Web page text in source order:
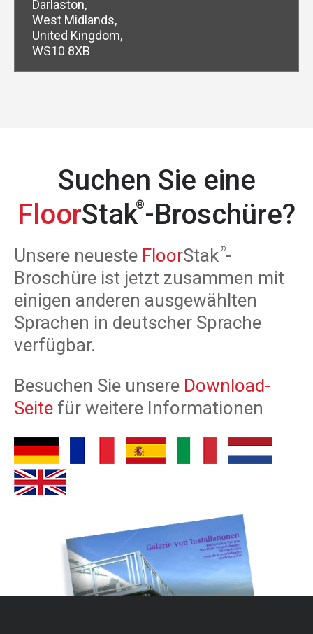
Darlaston,
West Midlands,
United Kingdom,
WS10 8XB
Suchen Sie eine
FloorStak -Broschüre?
Unsere neueste FloorStak -
Broschüre ist jetzt zusammen mit
einigen anderen ausgewählten
Sprachen in deutscher Sprache
verfügbar.
Besuchen Sie unsere Download-
Seite für weitere Informationen